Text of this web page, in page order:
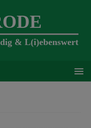
& L(i)ebenswert